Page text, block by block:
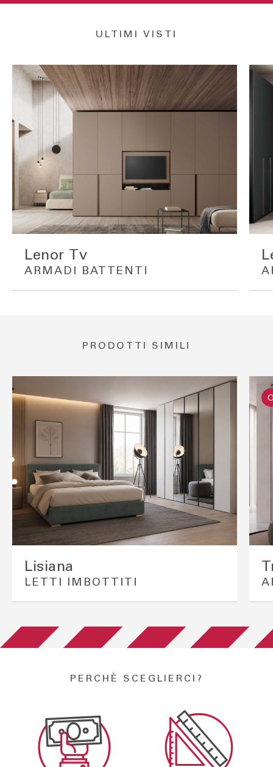
ULTIMI VISTI
Lenor Tv
ARMADI BATTENTI
PRODOTTI SIMILI
Lisiana
LETTI IMBOTTITI
PERCHÈ SCEGLIERCI?